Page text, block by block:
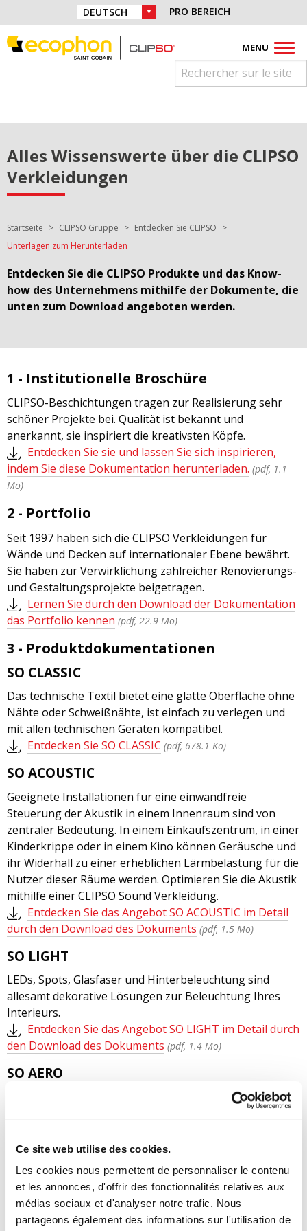
Ce site web utilise des cookies.
Les cookies nous permettent de personnaliser le contenu
et les annonces, d'offrir des fonctionnalités relatives aux
médias sociaux et d'analyser notre trafic. Nous
partageons également des informations sur l'utilisation de
Direkt zur Navigation springen
Direkt zum Inhalt springen
Finden Sie uns auf:
FacebookInstagram
YoutubePinterestLinkedin
WAHL DER SPRACHE:PRO BEREICH
MENU
Alles Wissenswerte über die CLIPSO
Verkleidungen
Sie sind hier:
Startseite CLIPSO Gruppe
Entdecken Sie CLIPSO
Unterlagen zum Herunterladen
Entdecken Sie die CLIPSO Produkte und das Know-
how des Unternehmens mithilfe der Dokumente, die
unten zum Download angeboten werden.
1 - Institutionelle Broschüre
CLIPSO-Beschichtungen tragen zur Realisierung sehr
schöner Projekte bei. Qualität ist bekannt und
anerkannt, sie inspiriert die kreativsten Köpfe.
Entdecken Sie sie und lassen Sie sich inspirieren,
indem Sie diese Dokumentation herunterladen. (pdf, 1.1
Mo)
2 - Portfolio
Seit 1997 haben sich die CLIPSO Verkleidungen für
Wände und Decken auf internationaler Ebene bewährt.
Sie haben zur Verwirklichung zahlreicher Renovierungs-
und Gestaltungsprojekte beigetragen.
Lernen Sie durch den Download der Dokumentation
das Portfolio kennen (pdf, 22.9 Mo)
3 - Produktdokumentationen
SO CLASSIC
Das technische Textil bietet eine glatte Oberfläche ohne
Nähte oder Schweißnähte, ist einfach zu verlegen und
mit allen technischen Geräten kompatibel.
Entdecken Sie SO CLASSIC (pdf, 678.1 Ko)
SO ACOUSTIC
Geeignete Installationen für eine einwandfreie
Steuerung der Akustik in einem Innenraum sind von
zentraler Bedeutung. In einem Einkaufszentrum, in einer
Kinderkrippe oder in einem Kino können Geräusche und
ihr Widerhall zu einer erheblichen Lärmbelastung für die
Nutzer dieser Räume werden. Optimieren Sie die Akustik
mithilfe einer CLIPSO Sound Verkleidung.
Entdecken Sie das Angebot SO ACOUSTIC im Detail
durch den Download des Dokuments (pdf, 1.5 Mo)
SO LIGHT
LEDs, Spots, Glasfaser und Hinterbeleuchtung sind
allesamt dekorative Lösungen zur Beleuchtung Ihres
Interieurs.
Entdecken Sie das Angebot SO LIGHT im Detail durch
den Download des Dokuments (pdf, 1.4 Mo)
SO AERO
Vom standard bis zum massgeschneiderten Rahmen, Sie
kombieren Technik und Design dank Formen und
nachhaltig. Hiermit können schöne luftige Segel
hergestellt werden: aufgehängte Rahmen, akustische
Baffeln, Wandpaneele, Bilderrahmen, usw...
Laden Sie die Dokumentation herunter und
entdecken Sie unsere Lösungen für Ihre umfangreiche